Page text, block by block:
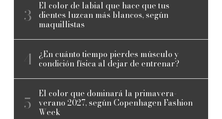
El color de labial que hace que tus
dientes luzcan más blancos, según
maquillistas
¿En cuánto tiempo pierdes músculo y
condición física al dejar de entrenar?
El color que dominará la primavera-
verano 2027, según Copenhagen Fashion
Week